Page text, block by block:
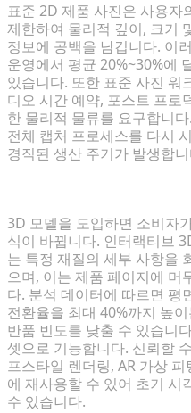
표준 2D 제품 사진은 사용자
제한하여 물리적 깊이, 크기
정보에 공백을 남깁니다. 이
운영에서 평균 20%~30%에
있습니다. 또한 표준 사진 워
디오 시간 예약, 포스트 프로
한 물리적 물류를 요구합니
전체 캡처 프로세스를 다시
경직된 생산 주기가 발생합
3D 모델을 도입하면 소비자
식이 바뀝니다. 인터랙티브
는 특정 재질의 세부 사항을
으며, 이는 제품 페이지에 머
다. 분석 데이터에 따르면 평
전환율을 최대 40%까지 높
반품 빈도를 낮출 수 있습니
셋으로 기능합니다. 신뢰할
프스타일 렌더링, AR 가상
에 재사용할 수 있어 초기 시
수 있습니다.